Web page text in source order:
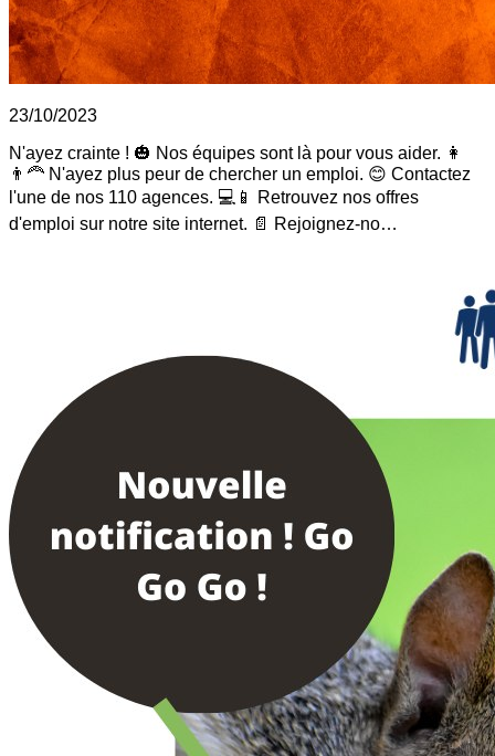
23/10/2023
N'ayez crainte ! 🎃 Nos équipes sont là pour vous aider. 👩
👨‍🦰 N'ayez plus peur de chercher un emploi. 😊 Contactez
l'une de nos 110 agences. 💻📱 Retrouvez nos offres
d'emploi sur notre site internet. 📄 Rejoignez-no…